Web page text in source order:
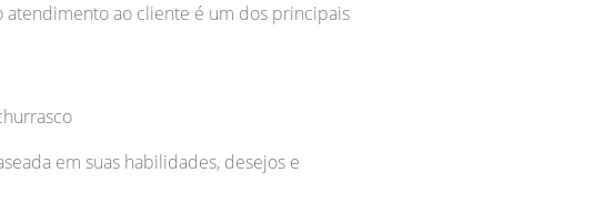
atendimento ao cliente é um dos principais
em suas habilidades, desejos e